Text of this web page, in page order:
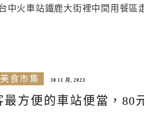
中火車站鐵鹿大街裡中間用餐區
食市集 30 11 月, 2023
最方便的車站便當，80